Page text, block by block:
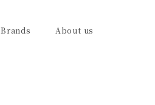
Brands About us